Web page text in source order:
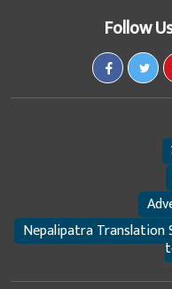
Follow
Nepalipatra Translation